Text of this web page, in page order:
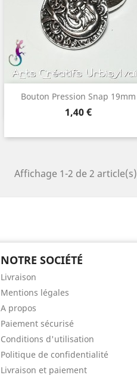
Bouton Pression Snap 19mm
Prix
1,40 €
 Aperçu rapide
Affichage 1-2 de 2 article(s)
NOTRE SOCIÉTÉ
Livraison
Mentions légales
A propos
Paiement sécurisé
Conditions d'utilisation
Politique de confidentialité
Livraison et paiement